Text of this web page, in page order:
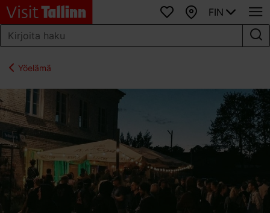
SuosikitKartta
FIN
Yöelämä